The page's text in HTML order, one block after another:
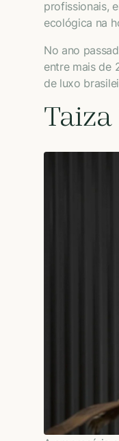
profissionais,
ecológica na
No ano
entre mais de
de luxo